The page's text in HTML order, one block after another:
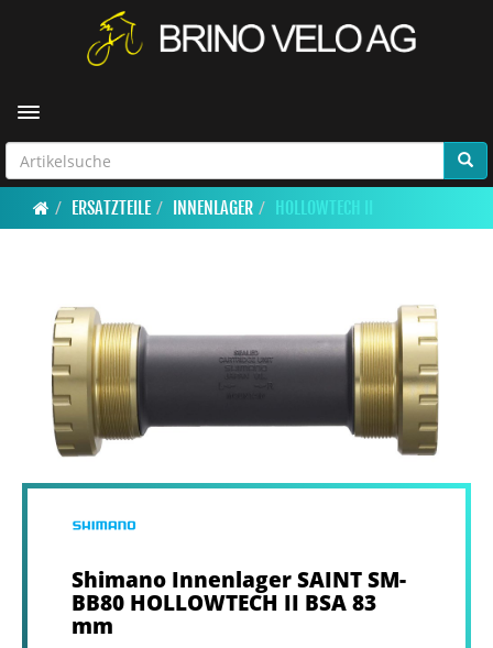
Toggle navigation
ERSATZTEILE INNENLAGER HOLLOWTECH II
Shimano Innenlager SAINT SM-
BB80 HOLLOWTECH II BSA 83
mm